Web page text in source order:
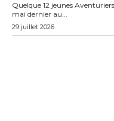
Quelque 12 jeunes
mai dernier au...
29 juillet 2026